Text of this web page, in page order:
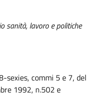
sanità, lavoro e politiche
sexies, commi 5 e 7, del
1992, n.502 e